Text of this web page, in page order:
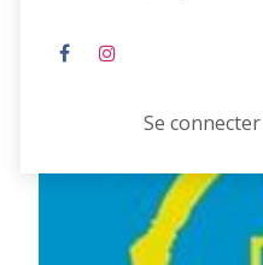
Se connecter